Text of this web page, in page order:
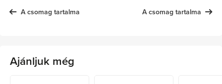
A csomag tartalma A csomag tartalma
Ajánljuk még